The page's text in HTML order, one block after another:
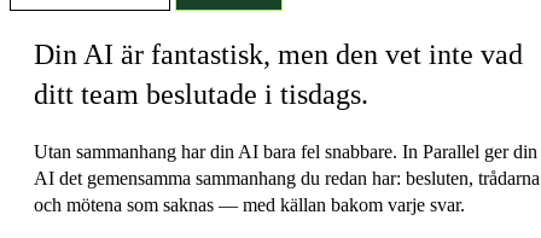
Din AI är fantastisk, men den vet inte vad
ditt team beslutade i tisdags.
Utan sammanhang har din AI bara fel snabbare. In Parallel ger din
AI det gemensamma sammanhang du redan har: besluten, trådarna
och mötena som saknas — med källan bakom varje svar.